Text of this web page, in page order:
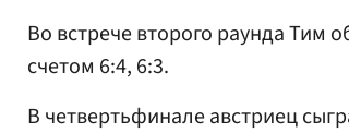
Во встрече второго раунда Тим
счетом 6:4, 6:3.
В четвертьфинале австриец